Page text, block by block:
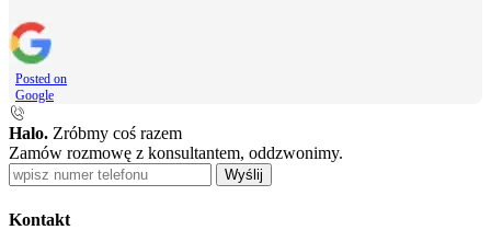
Posted on
Google
Halo. Zróbmy coś razem
Zamów rozmowę z konsultantem, oddzwonimy.
Wyślij
Kontakt